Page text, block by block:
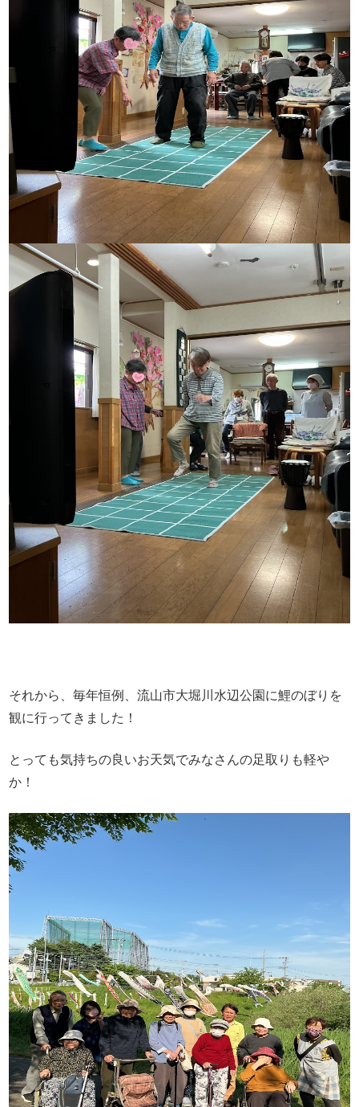
それから、毎年恒例、流山市大堀川水辺公園に鯉のぼりを
観に行ってきました！
とっても気持ちの良いお天気でみなさんの足取りも軽や
か！